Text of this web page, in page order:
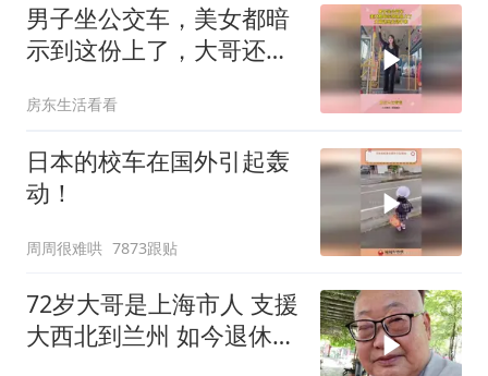
男子坐公交车，美女都暗
示到这份上了，大哥还是
房东生活看看
日本的校车在国外引起轰
动！
周周很难哄 7873跟贴
72岁大哥是上海市人 支援
大西北到兰州 如今退休安